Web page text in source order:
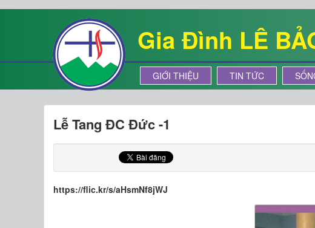
Gia Đình LÊ
GIỚI THIỆU TIN TỨC
Lễ Tang ĐC Đức -1
https://flic.kr/s/aHsmNf8jWJ